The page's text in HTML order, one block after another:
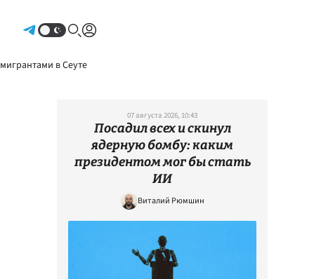
в Сеуте
07 августа 2026, 10:43
Посадил всех и скинул
ядерную бомбу: каким
президентом мог бы стать
ИИ
Виталий Рюмшин